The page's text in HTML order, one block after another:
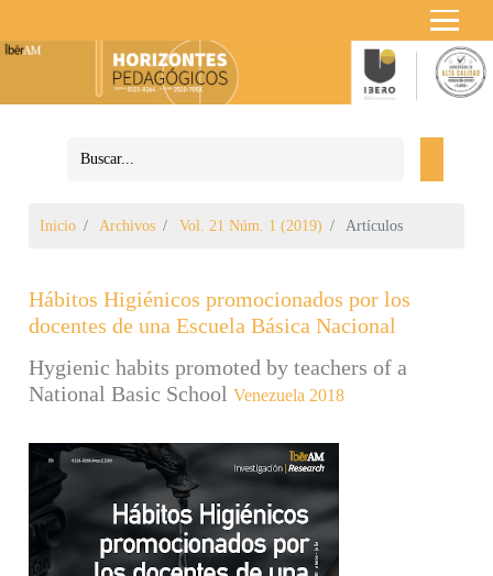
Inicio Archivos Vol. 21 Núm. 1 (2019) Artículos
Hábitos Higiénicos promocionados por los
docentes de una Escuela Básica Nacional
Hygienic habits promoted by teachers of a
National Basic SchoolVenezuela 2018
Barra lateral del artículo